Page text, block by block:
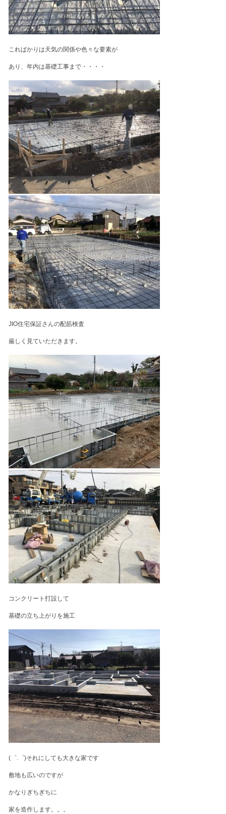
こればかりは天気の関係や色々な要素が
あり、年内は基礎工事まで・・・・
JIO住宅保証さんの配筋検査
厳しく見ていただきます。
コンクリート打設して
基礎の立ち上がりを施工
(゜.゜)それにしても大きな家です
敷地も広いのですが
かなりぎちぎちに
家を造作します。。。